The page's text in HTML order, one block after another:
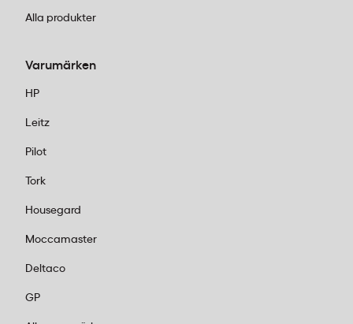
Alla produkter
Varumärken
HP
Leitz
Pilot
Tork
Housegard
Moccamaster
Deltaco
GP